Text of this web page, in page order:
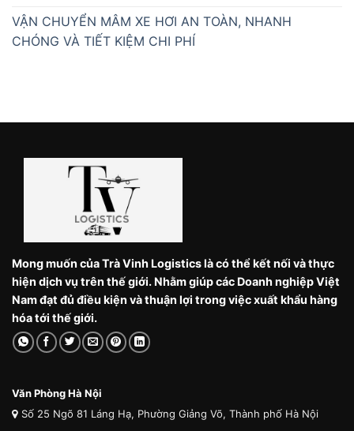
VẬN CHUYỂN MÂM XE HƠI AN TOÀN, NHANH
CHÓNG VÀ TIẾT KIỆM CHI PHÍ
Mong muốn của Trà Vinh Logistics là có thể kết nối và thực
hiện dịch vụ trên thế giới. Nhằm giúp các Doanh nghiệp Việt
Nam đạt đủ điều kiện và thuận lợi trong việc xuất khẩu hàng
hóa tới thế giới.
Văn Phòng Hà Nội
Số 25 Ngõ 81 Láng Hạ, Phường Giảng Võ, Thành phố Hà Nội